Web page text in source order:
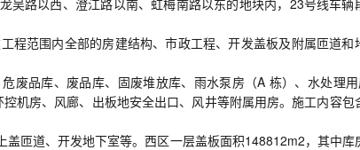
程范围内全部的房建结构、市政工程、开发盖板及附属匝道和
废品库、废品库、固废堆放库、雨水泵房（A 栋）、水处理
机房、风廊、出板地安全出口、风井等附属用房。施工内容包
盖匝道、开发地下室等。西区一层盖板面积148812m2，其中库